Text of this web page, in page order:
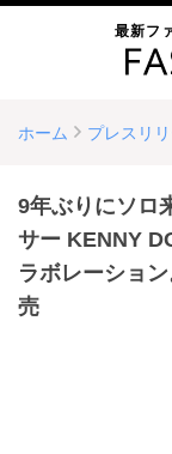
最新フ
ホーム プレスリ
9年ぶりにソロ
サー KENNY
ラボレーショ
売